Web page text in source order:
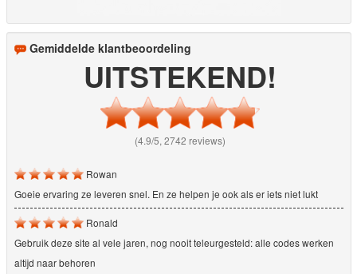
Gemiddelde klantbeoordeling
UITSTEKEND!
(4.9/5, 2742 reviews)
Rowan
Goeie ervaring ze leveren snel. En ze helpen je ook als er iets niet lukt
Ronald
Gebruik deze site al vele jaren, nog nooit teleurgesteld: alle codes werken
altijd naar behoren